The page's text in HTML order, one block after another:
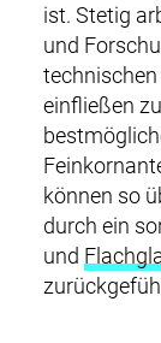
ist. Stetig
und
einfließen
können so
durch ein
und